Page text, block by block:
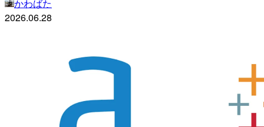
かわばた
2026.06.28